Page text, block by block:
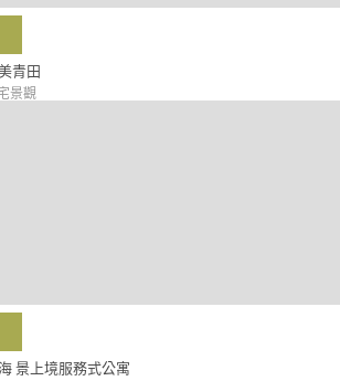
青田
景觀
景上境服務式公寓